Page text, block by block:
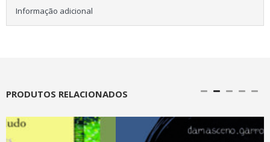
Informação adicional
PRODUTOS RELACIONADOS